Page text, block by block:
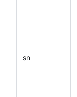
sn